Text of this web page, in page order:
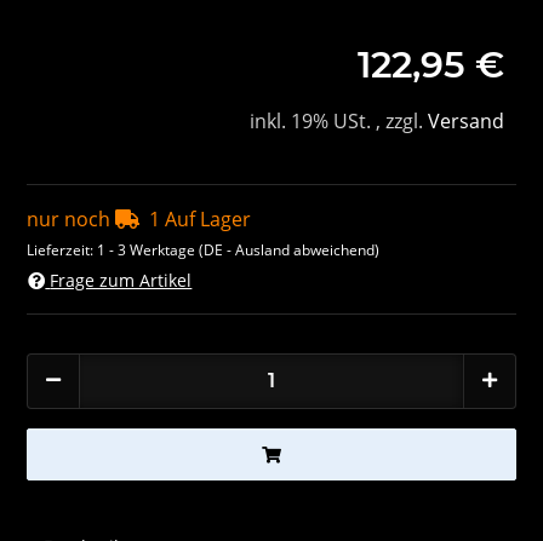
122,95 €
inkl. 19% USt. , zzgl. Versand
nur noch 1 Auf Lager
Lieferzeit: 1 - 3 Werktage(DE - Ausland abweichend)
Frage zum Artikel